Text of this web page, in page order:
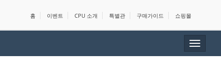
홈 이벤트 CPU 소개 특별관 구매가이드 쇼핑몰
Toggle